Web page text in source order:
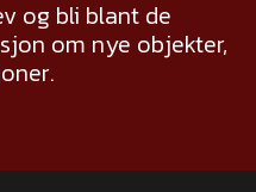
og bli blant de
om nye objekter,